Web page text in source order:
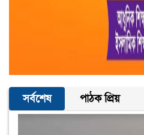
সর্বশেষ পাঠক প্রিয়